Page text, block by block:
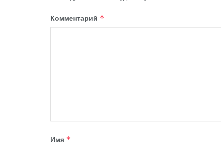
Комментарий *
Имя *